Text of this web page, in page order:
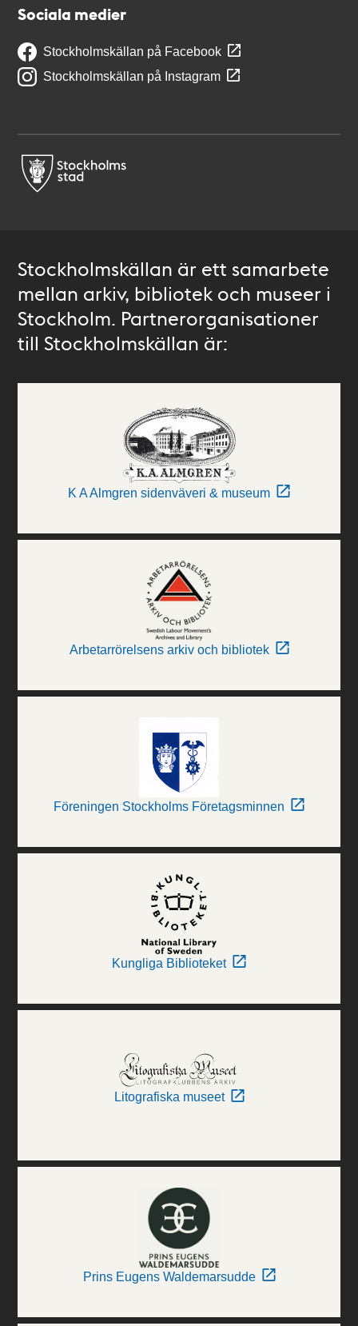
Sociala medier
Stockholmskällan på Facebook
Stockholmskällan på Instagram
Stockholmskällan är ett samarbete
mellan arkiv, bibliotek och museer i
Stockholm. Partnerorganisationer
till Stockholmskällan är:
K A Almgren sidenväveri & museum
Arbetarrörelsens arkiv och bibliotek
Föreningen Stockholms Företagsminnen
Kungliga Biblioteket
Litografiska museet
Prins Eugens Waldemarsudde